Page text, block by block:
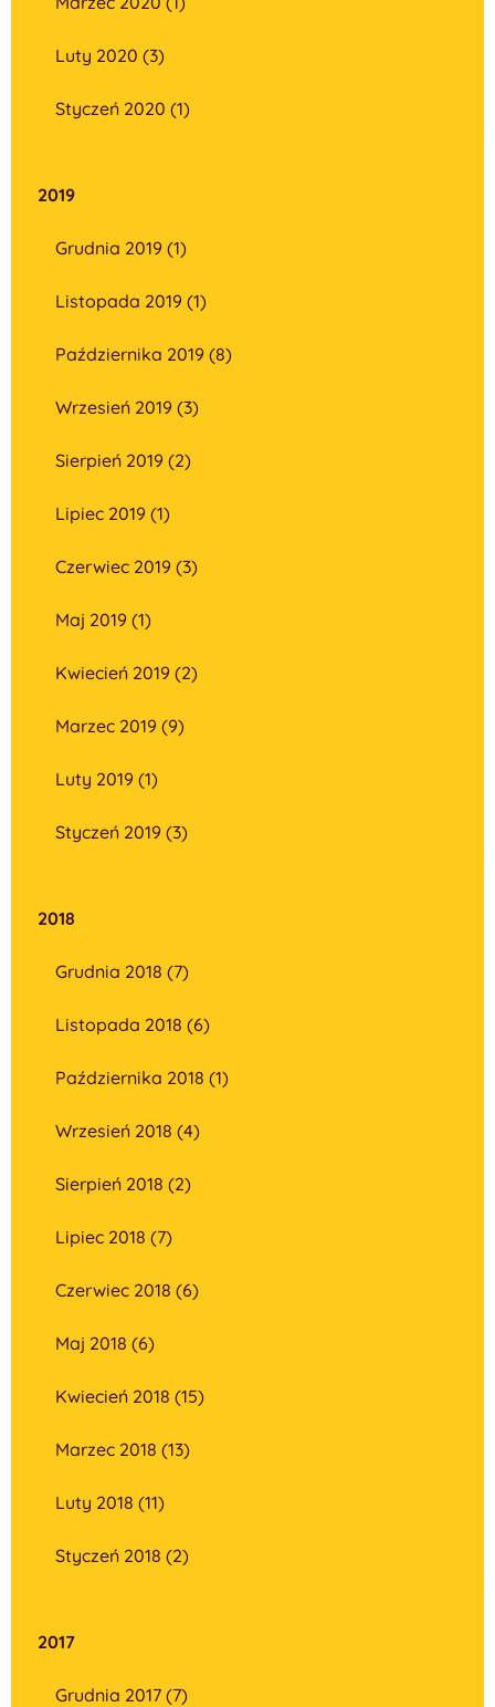
Luty 2020 (3)
Styczeń 2020 (1)
2019
Grudnia 2019 (1)
Listopada 2019 (1)
Października 2019 (8)
Wrzesień 2019 (3)
Sierpień 2019 (2)
Lipiec 2019 (1)
Czerwiec 2019 (3)
Maj 2019 (1)
Kwiecień 2019 (2)
Marzec 2019 (9)
Luty 2019 (1)
Styczeń 2019 (3)
2018
Grudnia 2018 (7)
Listopada 2018 (6)
Października 2018 (1)
Wrzesień 2018 (4)
Sierpień 2018 (2)
Lipiec 2018 (7)
Czerwiec 2018 (6)
Maj 2018 (6)
Kwiecień 2018 (15)
Marzec 2018 (13)
Luty 2018 (11)
Styczeń 2018 (2)
2017
Grudnia 2017 (7)